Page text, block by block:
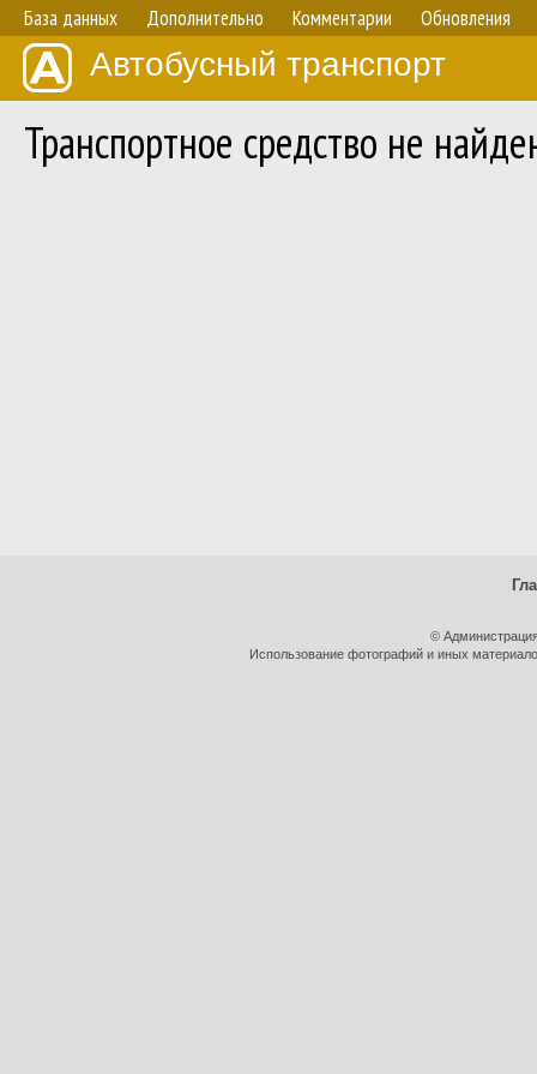
База данных Дополнительно Комментарии Обновления
Автобусный транспорт
Транспортное средство не
©
Использование фотографий и иных